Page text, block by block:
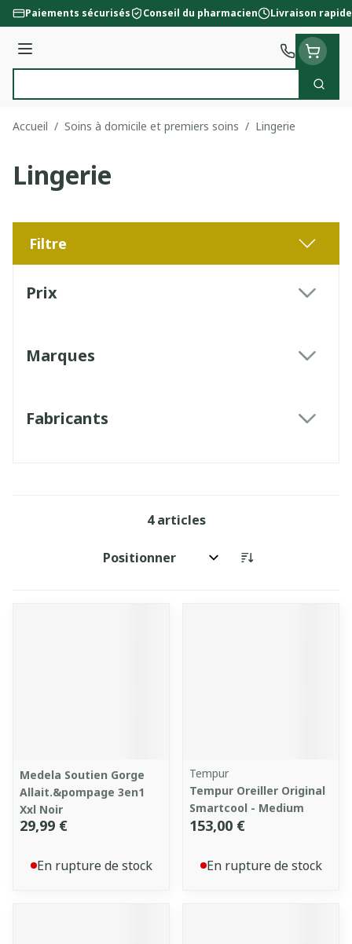
Aller au contenu
Paiements sécurisés Conseil du pharmacien Livraison rapide
Menu
Accueil / Soins à domicile et premiers soins / Lingerie
Lingerie
Filtre
Prix
Marques
Fabricants
4articles
Trier par:
Medela Soutien Gorge
Allait.&pompage 3en1
Xxl Noir
29,99 €
En rupture de stock
Tempur
Tempur Oreiller Original
Smartcool - Medium
153,00 €
En rupture de stock